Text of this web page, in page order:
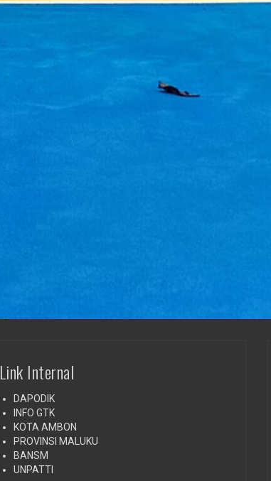
Link Internal
DAPODIK
INFO GTK
KOTA AMBON
PROVINSI MALUKU
BANSM
UNPATTI